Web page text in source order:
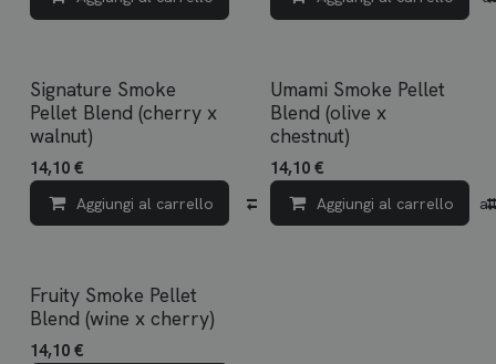
Signature Smoke
Pellet Blend (cherry x
walnut)
14,10 €
Aggiungi al carrello Confronta Aggiungi
Umami Smoke Pellet
Blend (olive x
chestnut)
14,10€
Aggiungi al carrello
Fruity Smoke Pellet
Blend (wine x cherry)
14,10 €